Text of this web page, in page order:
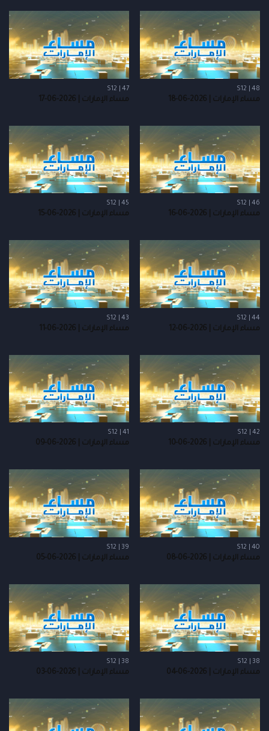
S12 | 48
مساء الإمارات | 2026-06-18
S12 | 47
مساء الإمارات | 2026-06-17
S12 | 46
مساء الإمارات | 2026-06-16
S12 | 45
مساء الإمارات | 2026-06-15
S12 | 44
مساء الإمارات | 2026-06-12
S12 | 43
مساء الإمارات | 2026-06-11
S12 | 42
مساء الإمارات | 2026-06-10
S12 | 41
مساء الإمارات | 2026-06-09
S12 | 40
مساء الإمارات | 2026-06-08
S12 | 39
مساء الإمارات | 2026-06-05
S12 | 38
مساء الإمارات | 2026-06-04
S12 | 38
مساء الإمارات | 2026-06-03